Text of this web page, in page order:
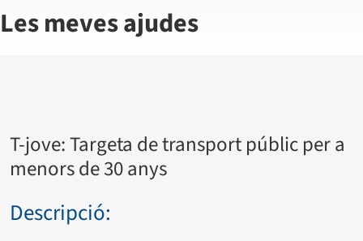
Les meves ajudes
T-jove: Targeta de transport públic per a
menors de 30 anys
Descripció: